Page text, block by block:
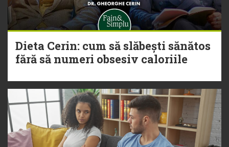
Dieta Cerin: cum să slăbești sănătos
fără să numeri obsesiv caloriile